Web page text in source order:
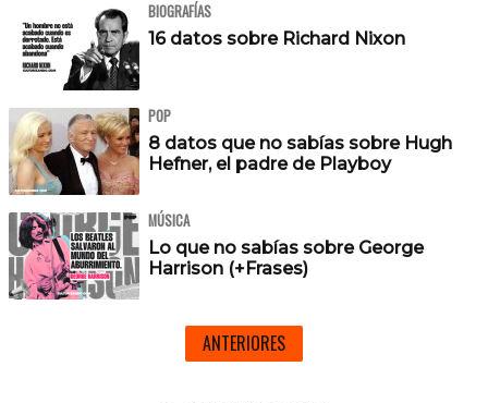
BIOGRAFÍAS
16 datos sobre Richard Nixon
POP
8 datos que no sabías sobre Hugh
Hefner, el padre de Playboy
MÚSICA
Lo que no sabías sobre George
Harrison (+Frases)
ANTERIORES